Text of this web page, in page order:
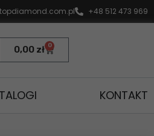
+48 512 473 969
0,00 zł 0
KONTAKT